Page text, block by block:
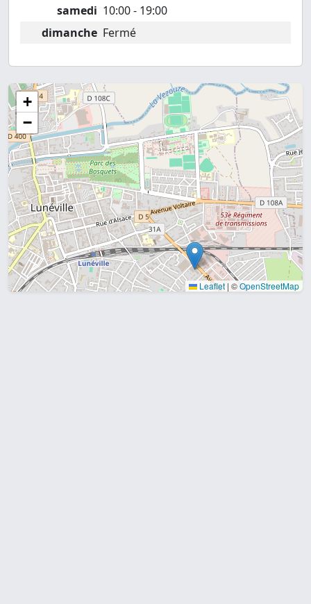
samedi 10:00 - 19:00
dimanche Fermé
+
−
Leaflet | ©OpenStreetMap